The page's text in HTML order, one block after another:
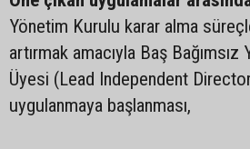
Yönetim Kurulu karar alma
artırmak amacıyla Baş
Üyesi (Lead Independent
uygulanmaya başlanması,